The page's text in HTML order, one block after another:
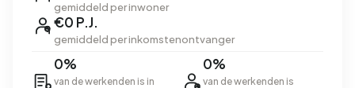
gemiddeld per inwoner
€0 P.J.
gemiddeld per inkomstenontvanger
0%
van de werkenden is in
0%
van de werkenden is